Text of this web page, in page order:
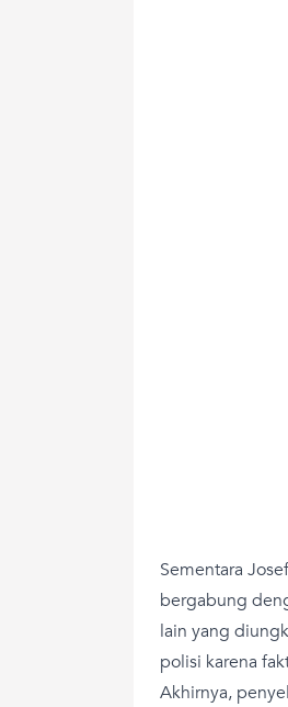
Sementara
bergabung
lain yang
polisi karena
Akhirnya,